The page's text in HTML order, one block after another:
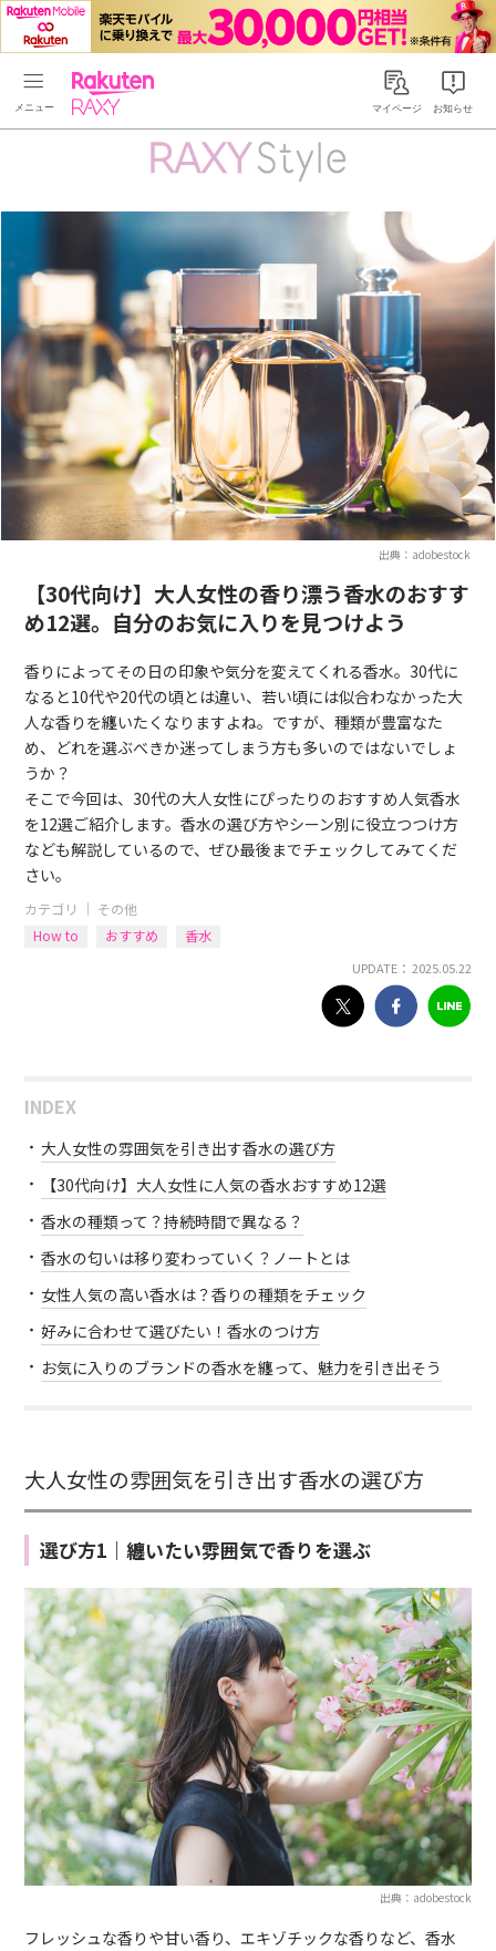
Rakuten RAXYマイページ お知らせ
出典：adobestock
【30代向け】大人女性の香り漂う香水のおすす
め12選。自分のお気に入りを見つけよう
香りによってその日の印象や気分を変えてくれる香水。30代に
なると10代や20代の頃とは違い、若い頃には似合わなかった大
人な香りを纏いたくなりますよね。ですが、種類が豊富なた
め、どれを選ぶべきか迷ってしまう方も多いのではないでしょ
うか？
そこで今回は、30代の大人女性にぴったりのおすすめ人気香水
を12選ご紹介します。香水の選び方やシーン別に役立つつけ方
なども解説しているので、ぜひ最後までチェックしてみてくだ
さい。
カテゴリ ｜ その他
How to
おすすめ 香水
UPDATE： 2025.05.22
INDEX
大人女性の雰囲気を引き出す香水の選び方
【30代向け】大人女性に人気の香水おすすめ12選
香水の種類って？持続時間で異なる？
香水の匂いは移り変わっていく？ノートとは
女性人気の高い香水は？香りの種類をチェック
好みに合わせて選びたい！香水のつけ方
お気に入りのブランドの香水を纏って、魅力を引き出そう
大人女性の雰囲気を引き出す香水の選び方
選び方1｜纏いたい雰囲気で香りを選ぶ
出典：adobestock
フレッシュな香りや甘い香り、エキゾチックな香りなど、香水